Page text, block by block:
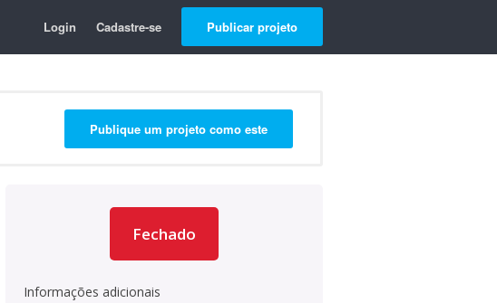
Login Cadastre-se Publicar projeto
Publique um projeto como este
Fechado
Informações adicionais